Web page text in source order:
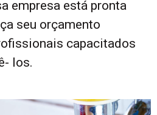
empresa está pronta
seu orçamento
capacitados
los.